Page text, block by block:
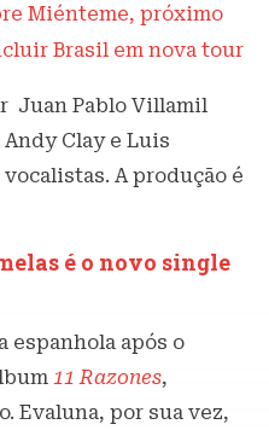
Miénteme, próximo
Brasil em nova tour
Juan Pablo Villamil
Clay e Luis
A produção é
é o novo single
espanhola após o
11 Razones,
Evaluna, por sua vez,